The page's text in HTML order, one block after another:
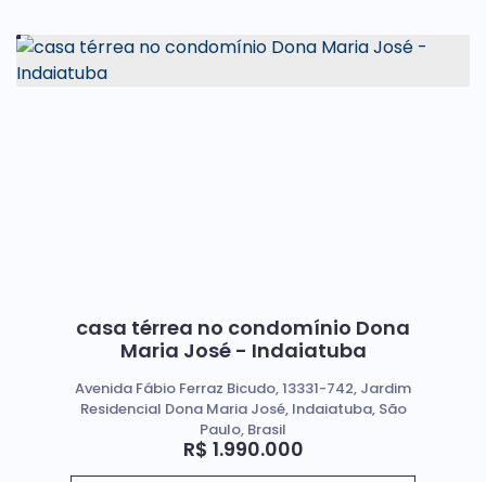
casa térrea no condomínio Dona
Maria José - Indaiatuba
R$ 1.990.000
Avenida Fábio Ferraz Bicudo, 13331-742, Jardim
Residencial Dona Maria José, Indaiatuba, São
Paulo, Brasil